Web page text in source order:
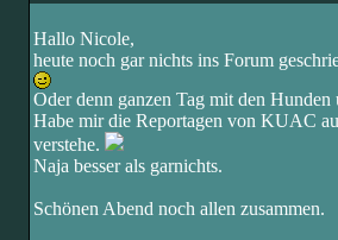
Hallo Nicole,
heute noch gar nichts ins Forum
Oder denn ganzen Tag mit den Hunden
Habe mir die Reportagen von KUAC
verstehe.
Naja besser als garnichts.
Schönen Abend noch allen zusammen.